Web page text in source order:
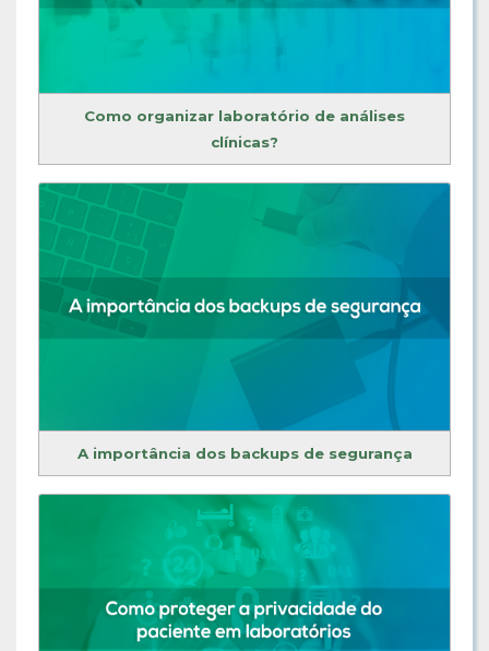
Como organizar laboratório de análises
clínicas?
A importância dos backups de segurança